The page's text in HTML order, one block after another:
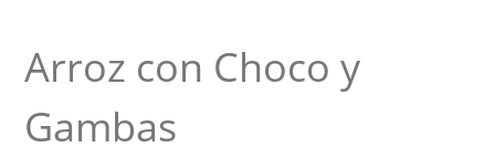
Arroz con Choco y
Gambas